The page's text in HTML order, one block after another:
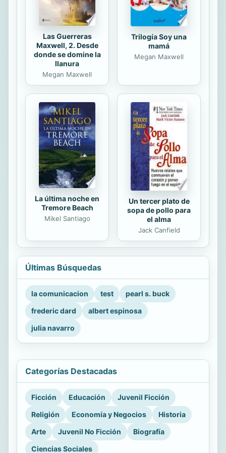
Las Guerreras
Maxwell, 2. Desde
donde se domine la
llanura
Megan Maxwell
Trilogía Soy una
mamá
Megan Maxwell
La última noche en
Tremore Beach
Mikel Santiago
Un tercer plato de
sopa de pollo para
el alma
Jack Canfield
Últimas Búsquedas
la comunicacion test
pearl s. buck
frederic dard
albert espinosa
julia navarro
Categorías Destacadas
Ficción Educación
Juvenil Ficción
Religión
Economía y Negocios
Historia
Arte
Juvenil No Ficción
Biografía
Ciencias Sociales